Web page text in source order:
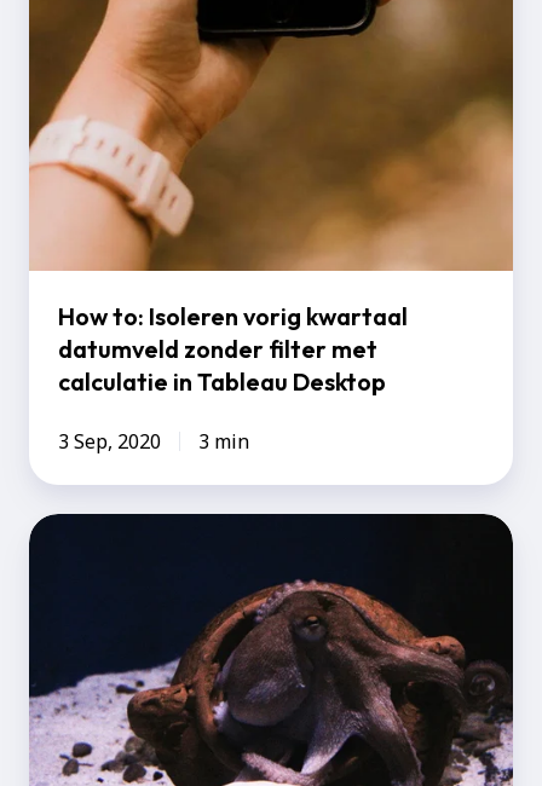
How to: Isoleren vorig kwartaal
datumveld zonder filter met
calculatie in Tableau Desktop
3 Sep, 2020 3 min
Dagster
data
orchestration:
enkele